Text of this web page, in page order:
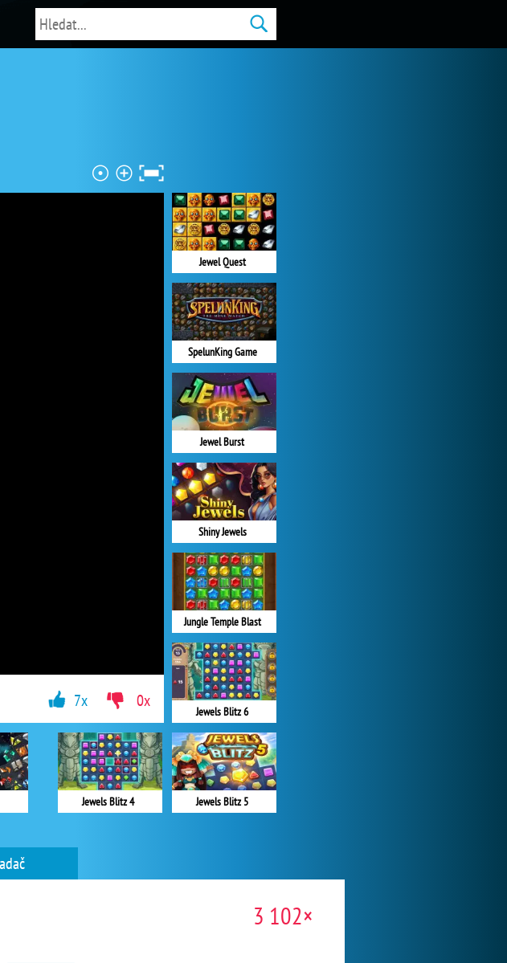
Jewel Quest
SpelunKing Game
Jewel Burst
Shiny Jewels
Jungle Temple Blast
Jewels Blitz 6
Jewels Blitz 5
Jewels Blitz 4
7x 0x
3 102×